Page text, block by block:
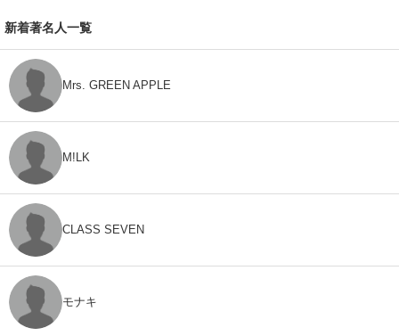
新着著名人一覧
Mrs. GREEN APPLE
M!LK
CLASS SEVEN
モナキ